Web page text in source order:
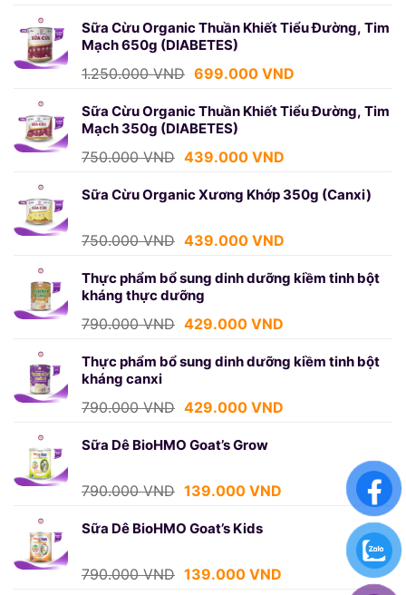
là:
1.250.000 VND.
tại
Sữa Cừu Organic Thuần Khiết Tiểu Đường, Tim
Mạch 650g (DIABETES)
1.250.000VND Giá
là:
1.250.000 VND.
699.000 VNDGiá
tại
Sữa Cừu Organic Thuần Khiết Tiểu Đường, Tim
Mạch 350g (DIABETES)
750.000VND Giá
là:
439.000 VNDGiá
tại
Sữa Cừu Organic Xương Khớp 350g (Canxi)
750.000VND Giá
là:
750.000 VND.
439.000 VNDGiá
tại
Thực phẩm bổ sung dinh dưỡng kiềm tinh bột
kháng thực dưỡng
790.000VND Giá
là:
429.000 VNDGiá
tại
Thực phẩm bổ sung dinh dưỡng kiềm tinh bột
kháng canxi
790.000VND Giá
là:
429.000 VNDGiá
429.000 VND.
Sữa Dê BioHMO Goat’s Grow
790.000VND Giá
là:
139.000 VNDGiá
139.000 VND.
Sữa Dê BioHMO Goat’s Kids
790.000VND Giá
139.000 VNDGiá